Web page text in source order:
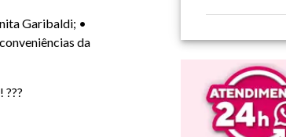
Garibaldi; •
da